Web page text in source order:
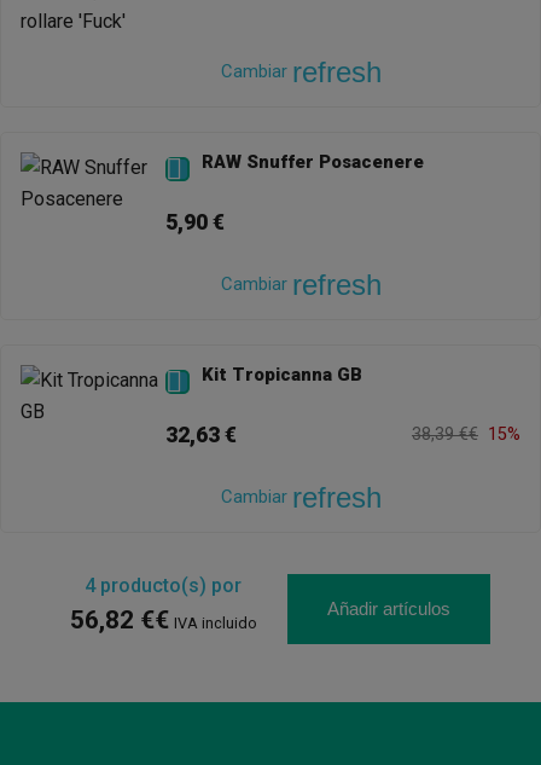
Cambiar refresh
 RAW Snuffer Posacenere
5,90 €
Cambiar refresh
 Kit Tropicanna GB
32,63 € 38,39 €€ 15%
Cambiar refresh
4producto(s) por
56,82 €€ IVA incluido
Añadir artículos